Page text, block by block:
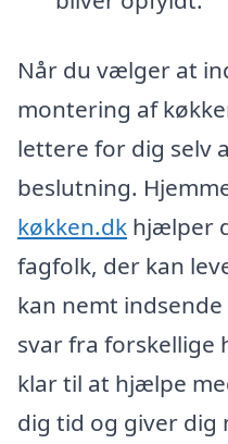
Når du vælger at
montering af
lettere for dig selv
beslutning.
køkken.dk hjælper
fagfolk, der kan
kan nemt
svar fra
klar til at hjælpe
dig tid og giver dig